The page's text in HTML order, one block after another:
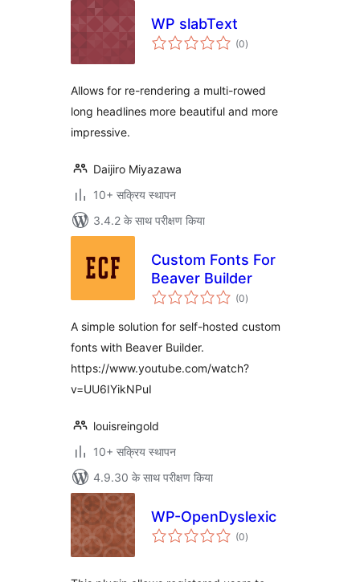
WP slabText
(0कुल
दर)
Allows for re-rendering a multi-rowed
long headlines more beautiful and more
impressive.
Daijiro Miyazawa
10+ सक्रिय स्थापन
3.4.2 के साथ परीक्षण किया
Custom Fonts For
Beaver Builder
(0कुल
दर)
A simple solution for self-hosted custom
fonts with Beaver Builder.
https://www.youtube.com/watch?
v=UU6IYikNPuI
louisreingold
10+ सक्रिय स्थापन
4.9.30 के साथ परीक्षण किया
WP-OpenDyslexic
(0कुल
दर)